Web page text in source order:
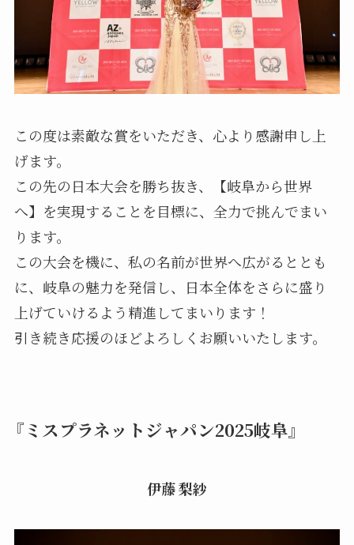
この度は素敵な賞をいただき、心より感謝申し上
げます。
この先の日本大会を勝ち抜き、【岐阜から世界
へ】を実現することを目標に、全力で挑んでまい
ります。
この大会を機に、私の名前が世界へ広がるととも
に、岐阜の魅力を発信し、日本全体をさらに盛り
上げていけるよう精進してまいります！
引き続き応援のほどよろしくお願いいたします。
『ミスプラネットジャパン2025岐阜』
伊藤 梨紗